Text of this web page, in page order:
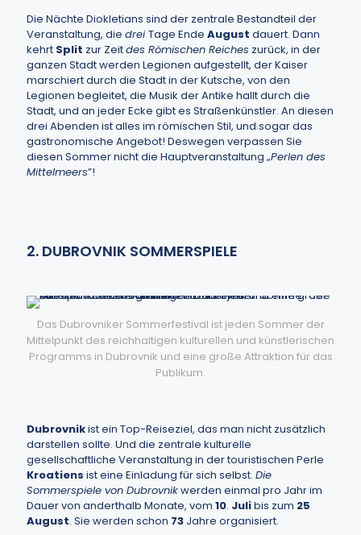
Die Nächte Diokletians sind der zentrale Bestandteil der
Veranstaltung, die dreiTage Ende August dauert. Dann
kehrt Split zur Zeitdes Römischen Reiches zurück, in der
ganzen Stadt werden Legionen aufgestellt, der Kaiser
marschiert durch die Stadt in der Kutsche, von den
Legionen begleitet, die Musik der Antike hallt durch die
Stadt, und an jeder Ecke gibt es Straßenkünstler. An diesen
drei Abenden ist alles im römischen Stil, und sogar das
gastronomische Angebot! Deswegen verpassen Sie
diesen Sommer nicht die Hauptveranstaltung „Perlen des
Mittelmeers”!
2. DUBROVNIK SOMMERSPIELE
Das Dubrovniker Sommerfestival ist jeden Sommer der
Mittelpunkt des reichhaltigen kulturellen und künstlerischen
Programms in Dubrovnik und eine große Attraktion für das
Publikum.
Dubrovnikist ein Top-Reiseziel, das man nicht zusätzlich
darstellen sollte. Und die zentrale kulturelle
gesellschaftliche Veranstaltung in der touristischen Perle
Kroatiens ist eine Einladung für sich selbst. Die
Sommerspiele von Dubrovnikwerden einmal pro Jahr im
Dauer von anderthalb Monate, vom 10. Julibis zum 25
August. Sie werden schon 73 Jahre organisiert.